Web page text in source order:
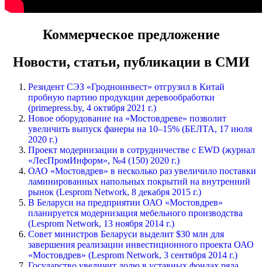
Коммерческое предложение
Новости, статьи, публикации в СМИ
Резидент СЭЗ «Гродноинвест» отгрузил в Китай
пробную партию продукции деревообработки
(primepress.by, 4 октября 2021 г.)
Новое оборудование на «Мостовдреве» позволит
увеличить выпуск фанеры на 10–15% (БЕЛТА, 17 июля
2020 г.)
Проект модернизации в сотрудничестве с EWD (журнал
«ЛесПромИнформ», №4 (150) 2020 г.)
ОАО «Мостовдрев» в несколько раз увеличило поставки
ламинированных напольных покрытий на внутренний
рынок (Lesprom Network, 8 декабря 2015 г.)
В Беларуси на предприятии ОАО «Мостовдрев»
планируется модернизация мебельного производства
(Lesprom Network, 13 ноября 2014 г.)
Совет министров Беларуси выделит $30 млн для
завершения реализации инвестиционного проекта ОАО
«Мостовдрев» (Lesprom Network, 3 сентября 2014 г.)